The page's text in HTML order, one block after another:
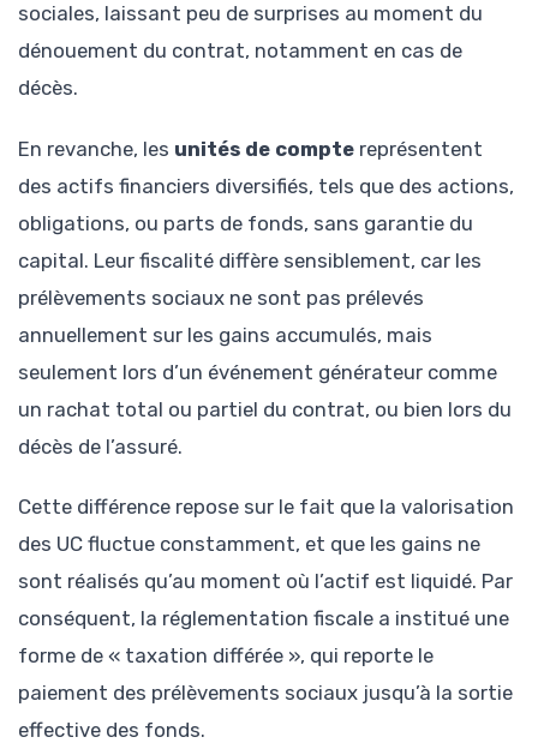
sociales, laissant peu de surprises au moment du
dénouement du contrat, notamment en cas de
décès.
En revanche, les unités de compte représentent
des actifs financiers diversifiés, tels que des actions,
obligations, ou parts de fonds, sans garantie du
capital. Leur fiscalité diffère sensiblement, car les
prélèvements sociaux ne sont pas prélevés
annuellement sur les gains accumulés, mais
seulement lors d’un événement générateur comme
un rachat total ou partiel du contrat, ou bien lors du
décès de l’assuré.
Cette différence repose sur le fait que la valorisation
des UC fluctue constamment, et que les gains ne
sont réalisés qu’au moment où l’actif est liquidé. Par
conséquent, la réglementation fiscale a institué une
forme de « taxation différée », qui reporte le
paiement des prélèvements sociaux jusqu’à la sortie
effective des fonds.